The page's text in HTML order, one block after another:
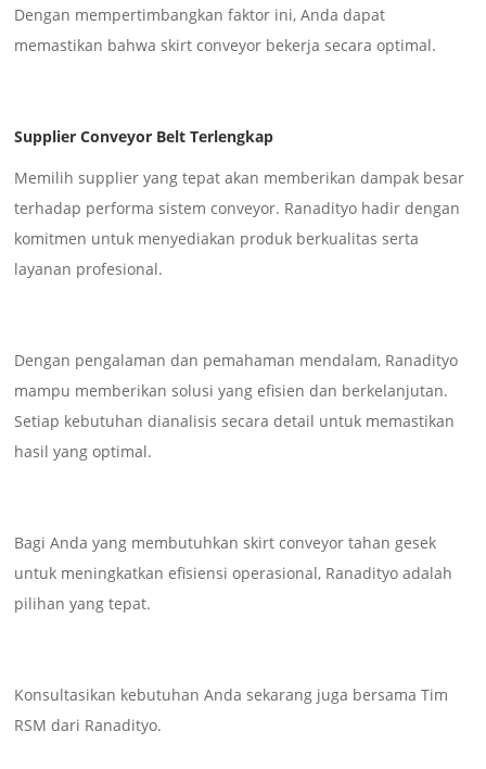
Dengan mempertimbangkan faktor ini, Anda dapat
memastikan bahwa skirt conveyor bekerja secara optimal.
Supplier Conveyor Belt Terlengkap
Memilih supplier yang tepat akan memberikan dampak besar
terhadap performa sistem conveyor. Ranadityo hadir dengan
komitmen untuk menyediakan produk berkualitas serta
layanan profesional.
Dengan pengalaman dan pemahaman mendalam, Ranadityo
mampu memberikan solusi yang efisien dan berkelanjutan.
Setiap kebutuhan dianalisis secara detail untuk memastikan
hasil yang optimal.
Bagi Anda yang membutuhkan skirt conveyor tahan gesek
untuk meningkatkan efisiensi operasional, Ranadityo adalah
pilihan yang tepat.
Konsultasikan kebutuhan Anda sekarang juga bersama Tim
RSM dari Ranadityo.